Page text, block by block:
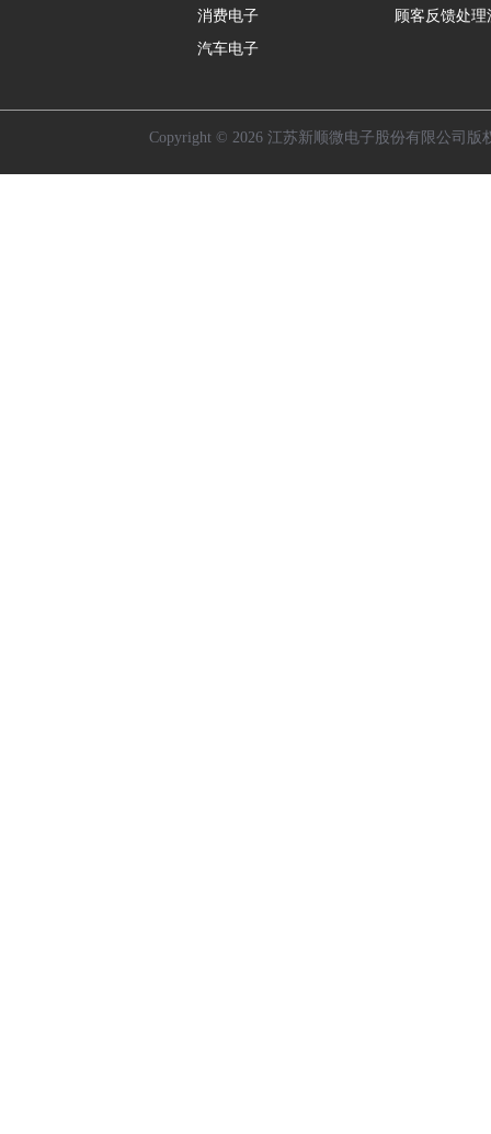
消费电子
汽车电子
顾客反馈处理
Copyright © 2026 江苏新顺微电子股份有限公司